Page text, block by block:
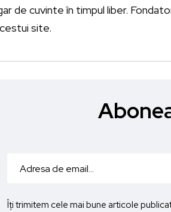
de cuvinte în timpul liber.
site.
Îți trimitem cele mai bune articole